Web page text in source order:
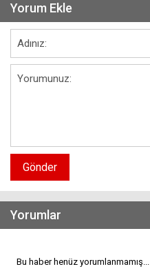
Yorum Ekle
Gönder
Yorumlar
Bu haber henüz yorumlanmamış...